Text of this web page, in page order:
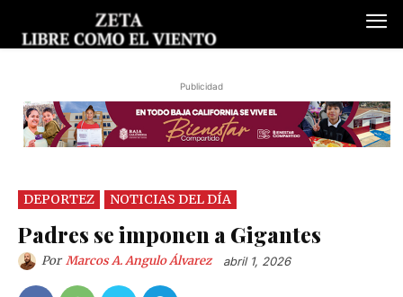
Publicidad
DEPORTEZ NOTICIAS DEL DÍA
Padres se imponen a Gigantes
Por Marcos A. Angulo Álvarez abril 1, 2026